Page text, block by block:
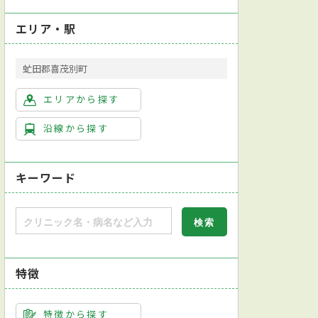
エリア・駅
虻田郡喜茂別町
エリアから探す
沿線から探す
キーワード
特徴
特徴から探す